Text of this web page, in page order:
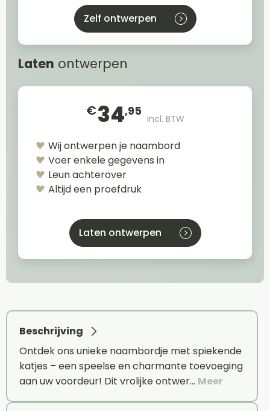
Zelf ontwerpen
Laten ontwerpen
€34,95
Incl. BTW
Wij ontwerpen je naambord
Voer enkele gegevens in
Leun achterover
Altijd een proefdruk
Laten ontwerpen
Beschrijving
Ontdek ons unieke naambordje met spiekende
katjes – een speelse en charmante toevoeging
aan uw voordeur! Dit vrolijke ontwer… Meer